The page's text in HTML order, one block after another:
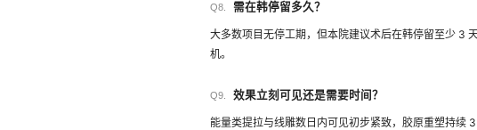
Q8. 需在韩停留多久？
大多数项目无停工期，但本院建议术后在韩停留至少 3
机。
Q9. 效果立刻可见还是需要时间？
能量类提拉与线雕数日内可见初步紧致，胶原重塑持续